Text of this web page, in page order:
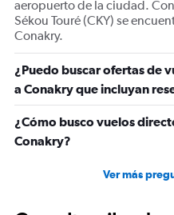
0
to
1500.
aeropuerto de la ciudad.
Sékou Touré (CKY) se
Conakry.
¿Puedo buscar ofertas de
a Conakry que incluyan
¿Cómo busco vuelos
Conakry?
Ver más